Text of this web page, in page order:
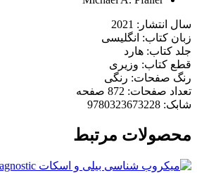
سال انتشار: 2021
زبان کتاب: انگلیسی
جلد کتاب: هارد
قطع کتاب: وزیری
رنگ صفحات: رنگی
تعداد صفحات: 872 صفحه
شابک: 9780323673228
محصولات مرتبط